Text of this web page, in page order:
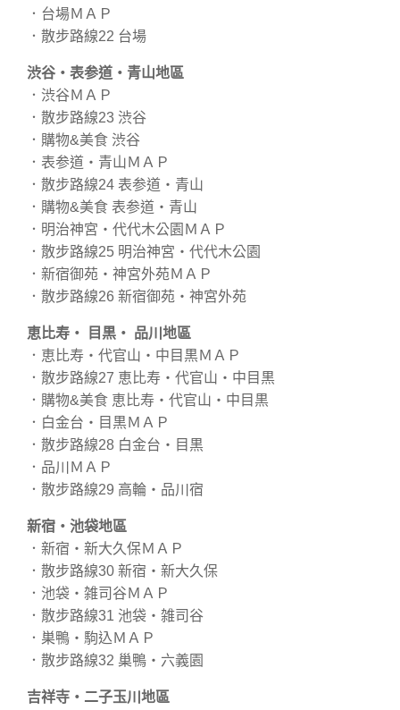
．台場ＭＡＰ
．散步路線22 台場
渋谷・表参道・青山地區
．渋谷ＭＡＰ
．散步路線23 渋谷
．購物&美食 渋谷
．表参道・青山ＭＡＰ
．散步路線24 表参道・青山
．購物&美食 表参道・青山
．明治神宮・代代木公園ＭＡＰ
．散步路線25 明治神宮・代代木公園
．新宿御苑・神宮外苑ＭＡＰ
．散步路線26 新宿御苑・神宮外苑
恵比寿・ 目黒・ 品川地區
．恵比寿・代官山・中目黒ＭＡＰ
．散步路線27 恵比寿・代官山・中目黒
．購物&美食 恵比寿・代官山・中目黒
．白金台・目黒ＭＡＰ
．散步路線28 白金台・目黒
．品川ＭＡＰ
．散步路線29 高輪・品川宿
新宿・池袋地區
．新宿・新大久保ＭＡＰ
．散步路線30 新宿・新大久保
．池袋・雑司谷ＭＡＰ
．散步路線31 池袋・雑司谷
．巣鴨・駒込ＭＡＰ
．散步路線32 巢鴨・六義園
吉祥寺・二子玉川地區